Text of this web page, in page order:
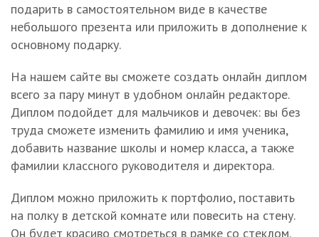
подарить в самостоятельном виде в качестве
небольшого презента или приложить в дополнение к
основному подарку.
На нашем сайте вы сможете создать онлайн диплом
всего за пару минут в удобном онлайн редакторе.
Диплом подойдет для мальчиков и девочек: вы без
труда сможете изменить фамилию и имя ученика,
добавить название школы и номер класса, а также
фамилии классного руководителя и директора.
Диплом можно приложить к портфолио, поставить
на полку в детской комнате или повесить на стену.
Он будет красиво смотреться в рамке со стеклом.